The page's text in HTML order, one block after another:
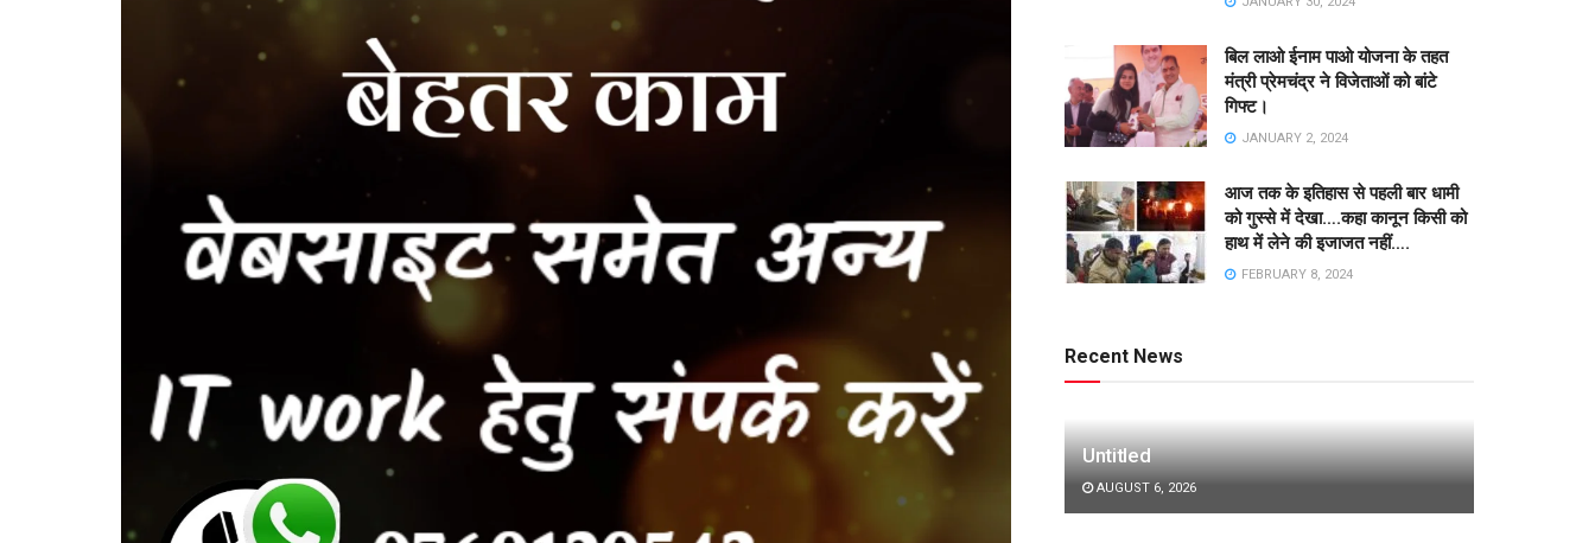
बिल लाओ ईनाम पाओ योजना के तहत
मंत्री प्रेमचंद्र ने विजेताओं को बांटे
गिफ्ट।
JANUARY 2, 2024
आज तक के इतिहास से पहली बार धामी
को गुस्से में देखा….कहा कानून किसी को
हाथ में लेने की इजाजत नहीं….
FEBRUARY 8, 2024
Recent News
Untitled
AUGUST 6, 2026